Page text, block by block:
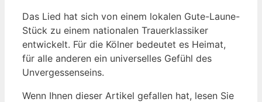
Das Lied hat sich von einem lokalen Gute-Laune-
Stück zu einem nationalen Trauerklassiker
entwickelt. Für die Kölner bedeutet es Heimat,
für alle anderen ein universelles Gefühl des
Unvergessenseins.
Wenn Ihnen dieser Artikel gefallen hat, lesen Sie